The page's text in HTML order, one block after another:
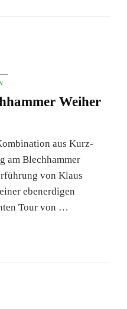
Weiher
aus Kurz-
am Blechhammer
von Klaus
ebenerdigen
Tour von …